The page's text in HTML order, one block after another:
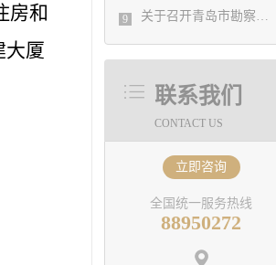
9 ​关于召开青岛市勘察设计协会2021年度第一次理事会的通知
联系我们
CONTACT US
立即咨询
全国统一服务热线
88950272
房和
大厦